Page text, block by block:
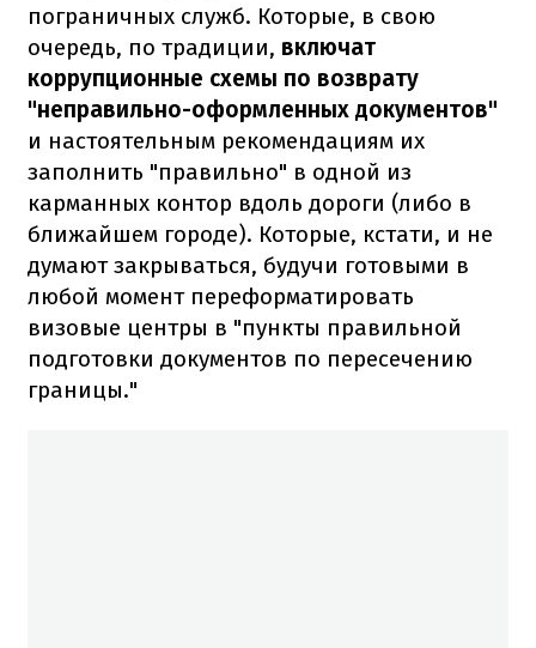
пограничных служб. Которые, в свою
очередь, по традиции, включат
коррупционные схемы по возврату
"неправильно-оформленных документов"
и настоятельным рекомендациям их
заполнить "правильно" в одной из
карманных контор вдоль дороги (либо в
ближайшем городе). Которые, кстати, и не
думают закрываться, будучи готовыми в
любой момент переформатировать
визовые центры в "пункты правильной
подготовки документов по пересечению
границы."